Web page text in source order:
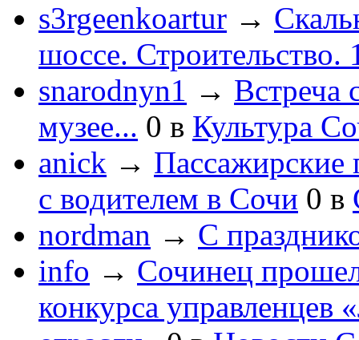
s3rgeenkoartur →
шоссе. Строительство.
snarodnyn1 → Встреча
музее... 0 в Культура
anick → Пассажирские
с водителем в Сочи 0 в
nordman → С
info → Сочинец
конкурса управленцев